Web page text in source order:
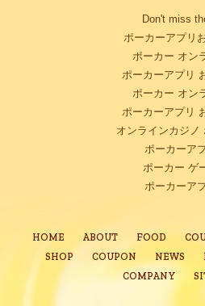
Don't miss
ポーカーアプリ
ポーカー オン
ポーカーアプリ
ポーカー オン
ポーカーアプリ
オンラインカジノ
ポーカーア
ポーカー ゲ
ポーカーア
HOME ABOUT FOOD
SHOP
COUPON NEWS
COMPANY